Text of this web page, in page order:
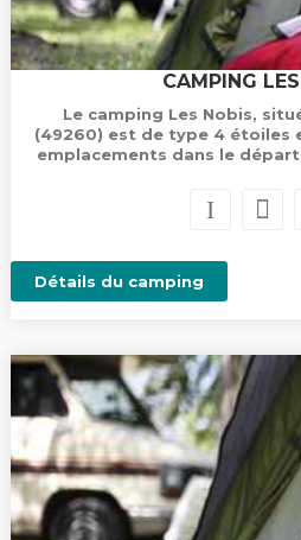
CAMPING
Le camping Les Nobis,
(49260) est de type 4 étoiles
emplacements dans le
Détails du camping